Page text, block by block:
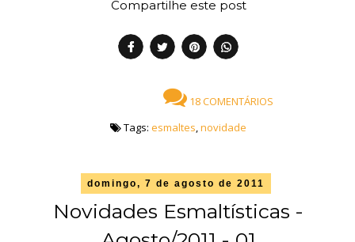
Compartilhe este post
18 COMENTÁRIOS
Tags: esmaltes,novidade
domingo, 7 de agosto de 2011
Novidades Esmaltísticas -